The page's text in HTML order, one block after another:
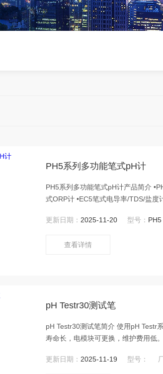
PH5系列多功能笔式pH计
PH5系列多功能笔式pH计产品简介
式ORP计 •EC5笔式电导率/TDS/盐
更新日期： 2025-11-20 型号： PH5
查看详情
pH Testr30测试笔
pH Testr30测试笔简介 使用pH Testr
寿命长，电模块可更换，维护费用低
更新日期： 2025-11-19 型号：